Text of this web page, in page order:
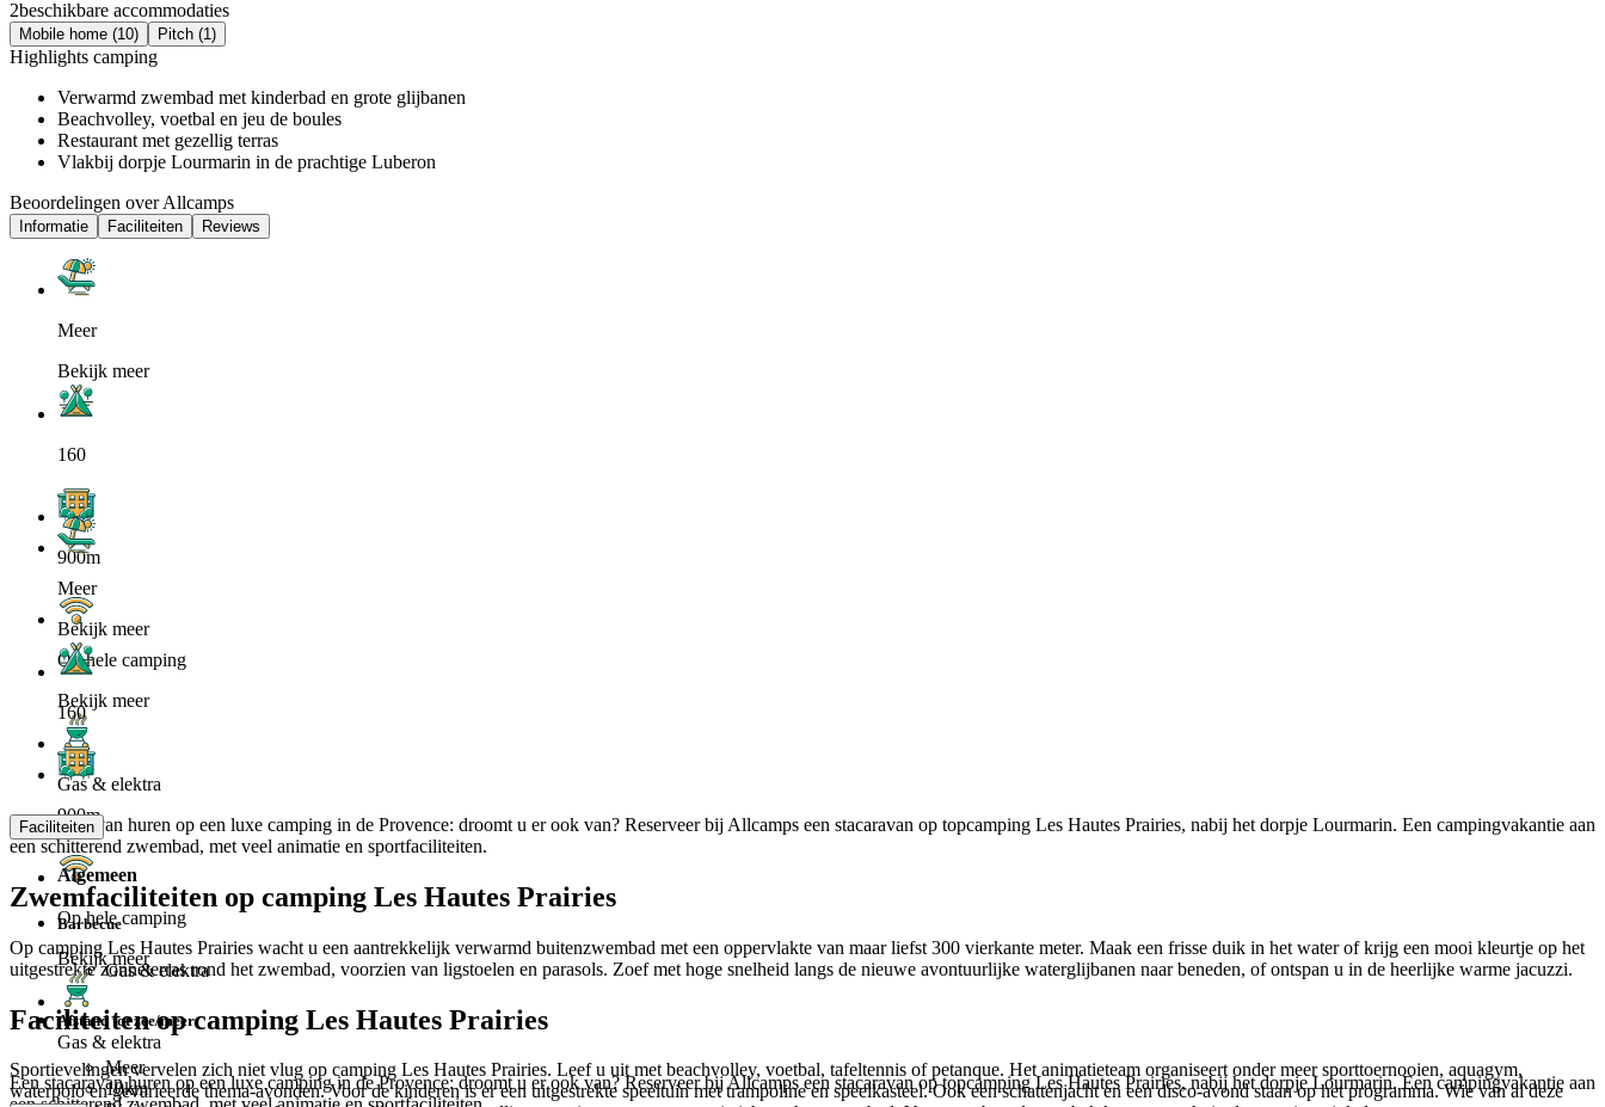
2beschikbare accommodaties
Mobile home (10) Pitch (1)
Highlights camping
Verwarmd zwembad met kinderbad en grote glijbanen
Beachvolley, voetbal en jeu de boules
Restaurant met gezellig terras
Vlakbij dorpje Lourmarin in de prachtige Luberon
Beoordelingen over Allcamps
Informatie Faciliteiten Reviews
Meer
Bekijk meer
160
900m
Op hele camping
Bekijk meer
Gas & elektra
Een stacaravan huren op een luxe camping in de Provence: droomt u er ook van? Reserveer bij Allcamps een stacaravan op topcamping Les Hautes Prairies, nabij het dorpje Lourmarin. Een campingvakantie aan
een schitterend zwembad, met veel animatie en sportfaciliteiten.
Zwemfaciliteiten op camping Les Hautes Prairies
Op camping Les Hautes Prairies wacht u een aantrekkelijk verwarmd buitenzwembad met een oppervlakte van maar liefst 300 vierkante meter. Maak een frisse duik in het water of krijg een mooi kleurtje op het
uitgestrekte zonneterras rond het zwembad, voorzien van ligstoelen en parasols. Zoef met hoge snelheid langs de nieuwe avontuurlijke waterglijbanen naar beneden, of ontspan u in de heerlijke warme jacuzzi.
Faciliteiten op camping Les Hautes Prairies
Sportievelingen vervelen zich niet vlug op camping Les Hautes Prairies. Leef u uit met beachvolley, voetbal, tafeltennis of petanque. Het animatieteam organiseert onder meer sporttoernooien, aquagym,
waterpolo en gevarieerde thema-avonden. Voor de kinderen is er een uitgestrekte speeltuin met trampoline en speelkasteel. Ook een schattenjacht en een disco-avond staan op het programma. Wie van al deze
Meer
Bekijk meer
160
900m
Op hele camping
Bekijk meer
Gas & elektra
Een stacaravan huren op een luxe camping in de Provence: droomt u er ook van? Reserveer bij Allcamps een stacaravan op topcamping Les Hautes Prairies, nabij het dorpje Lourmarin. Een campingvakantie aan
Faciliteiten
Algemeen
Barbecue
Gas & elektra
Afstand tot zee/meer
Meer
10km